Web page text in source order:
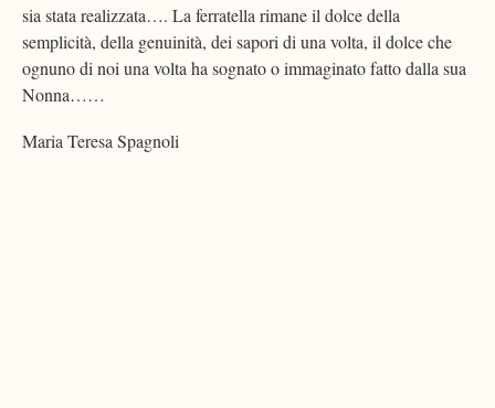
sia stata realizzata…. La ferratella rimane il dolce della
semplicità, della genuinità, dei sapori di una volta, il dolce che
ognuno di noi una volta ha sognato o immaginato fatto dalla sua
Nonna……
Maria Teresa Spagnoli